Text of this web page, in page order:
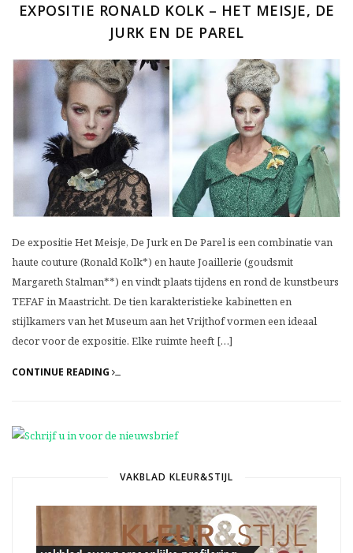
EXPOSITIE RONALD KOLK – HET MEISJE, DE
JURK EN DE PAREL
De expositie Het Meisje, De Jurk en De Parel is een combinatie van
haute couture (Ronald Kolk*) en haute Joaillerie (goudsmit
Margareth Stalman**) en vindt plaats tijdens en rond de kunstbeurs
TEFAF in Maastricht. De tien karakteristieke kabinetten en
stijlkamers van het Museum aan het Vrijthof vormen een ideaal
decor voor de expositie. Elke ruimte heeft […]
CONTINUE READING
VAKBLAD KLEUR&STIJL